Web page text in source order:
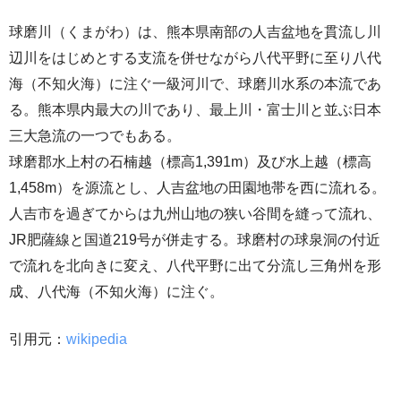
球磨川（くまがわ）は、熊本県南部の人吉盆地を貫流し川
辺川をはじめとする支流を併せながら八代平野に至り八代
海（不知火海）に注ぐ一級河川で、球磨川水系の本流であ
る。熊本県内最大の川であり、最上川・富士川と並ぶ日本
三大急流の一つでもある。
球磨郡水上村の石楠越（標高1,391m）及び水上越（標高
1,458m）を源流とし、人吉盆地の田園地帯を西に流れる。
人吉市を過ぎてからは九州山地の狭い谷間を縫って流れ、
JR肥薩線と国道219号が併走する。球磨村の球泉洞の付近
で流れを北向きに変え、八代平野に出て分流し三角州を形
成、八代海（不知火海）に注ぐ。
引用元： wikipedia